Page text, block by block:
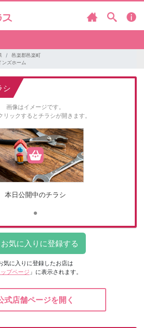
邑楽郡邑楽町
ンズホーム
シ
画像はイメージです。
リックするとチラシが開きます。
本日公開中のチラシ
気に入りに登録したお店は
ップページ 」に表示されます。
式店舗ページを開く